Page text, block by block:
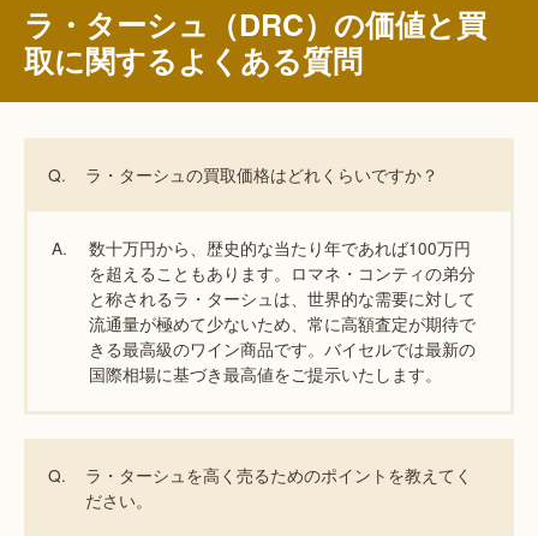
ラ・ターシュ（DRC）の価値と買
取に関するよくある質問
Q. ラ・ターシュの買取価格はどれくらいですか？
A.
数十万円から、歴史的な当たり年であれば100万円
を超えることもあります。ロマネ・コンティの弟分
と称されるラ・ターシュは、世界的な需要に対して
流通量が極めて少ないため、常に高額査定が期待で
きる最高級のワイン商品です。バイセルでは最新の
国際相場に基づき最高値をご提示いたします。
Q.
ラ・ターシュを高く売るためのポイントを教えてく
ださい。